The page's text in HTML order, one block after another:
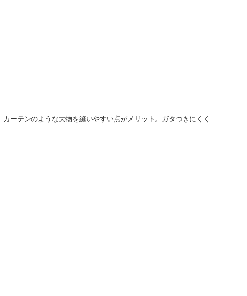
ーテンのような大物を縫いやすい点がメリット。ガタつきにくく